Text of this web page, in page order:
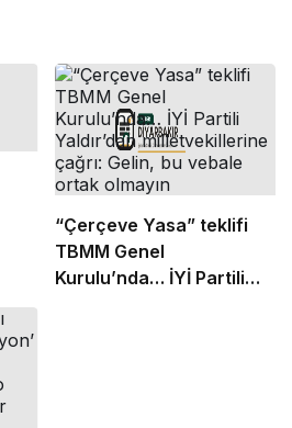
“Çerçeve Yasa” teklifi
TBMM Genel
Kurulu’nda… İYİ Partili